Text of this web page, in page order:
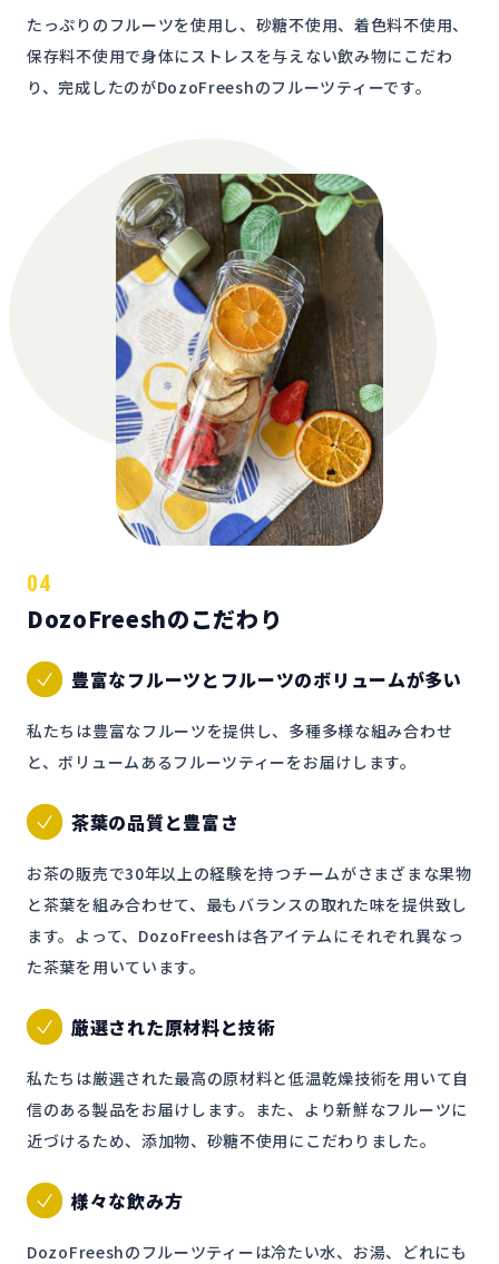
たっぷりのフルーツを使用し、砂糖不使用、着色料不使用、
保存料不使用で身体にストレスを与えない飲み物にこだわ
り、完成したのがDozoFreeshのフルーツティーです。
04
DozoFreeshのこだわり
豊富なフルーツと フルーツのボリュームが多い
私たちは豊富なフルーツを提供し、多種多様な組み合わせ
と、ボリュームあるフルーツティーをお届けします。
茶葉の品質と豊富さ
お茶の販売で30年以上の経験を持つチームがさまざまな果物
と茶葉を組み合わせて、最もバランスの取れた味を提供致し
ます。よって、DozoFreeshは各アイテムにそれぞれ異なっ
た茶葉を用いています。
厳選された原材料と技術
私たちは厳選された最高の原材料と低温乾燥技術を用いて自
信のある製品をお届けします。また、より新鮮なフルーツに
近づけるため、添加物、砂糖不使用にこだわりました。
様々な飲み方
DozoFreeshのフルーツティーは冷たい水、お湯、どれにも